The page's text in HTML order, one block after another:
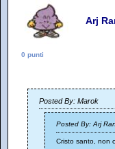
Arj
0 punti
Posted By: Marok
Posted By: Arj
Cristo santo, non